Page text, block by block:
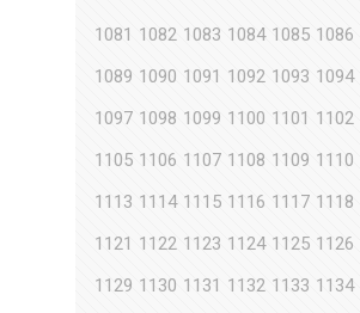
1081 1082 1083 1084 1085 1086
1089 1090 1091 1092 1093 1094
1097 1098 1099 1100 1101 1102
1105 1106 1107 1108 1109 1110
1113 1114 1115 1116 1117 1118
1121 1122 1123 1124 1125 1126
1129 1130 1131 1132 1133 1134